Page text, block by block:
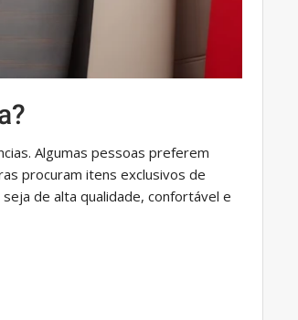
Algumas pessoas preferem
procuram itens exclusivos de
de alta qualidade, confortável e